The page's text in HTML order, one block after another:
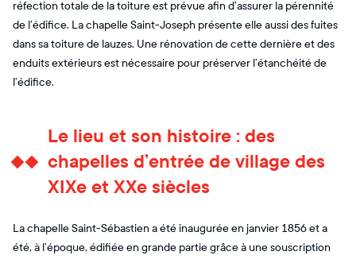
réfection totale de la toiture est prévue afin d’assurer la pérennité
de l’édifice. La chapelle Saint-Joseph présente elle aussi des fuites
dans sa toiture de lauzes. Une rénovation de cette dernière et des
enduits extérieurs est nécessaire pour préserver l’étanchéité de
l’édifice.
Le lieu et son histoire : des
chapelles d’entrée de village des
XIXe et XXe siècles
La chapelle Saint-Sébastien a été inaugurée en janvier 1856 et a
été, à l’époque, édifiée en grande partie grâce à une souscription